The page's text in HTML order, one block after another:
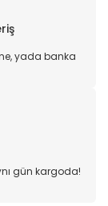
yada banka
gün kargoda!